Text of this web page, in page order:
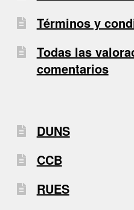
Términos y
Todas las
comentarios
DUNS
CCB
RUES